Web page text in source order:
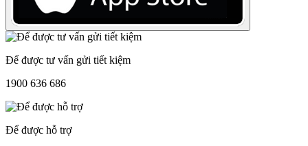
Để được tư vấn gửi tiết kiệm
1900 636 686
Để được hỗ trợ